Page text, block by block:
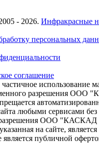
- 2026. Инфракрасные
персональных
соглашение
использование
разрешения ООО
любыми сервисами
разрешения ООО
на сайте,
является публичной